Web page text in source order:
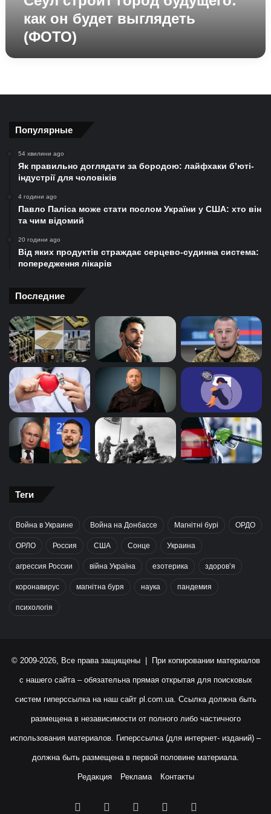
как он будет выглядеть
(ФОТО)
Популярные
54 хвилини ago
Як правильно доглядати за бородою: лайфхаки б’юті-
індустрії для чоловіків
4 години ago
Павло Паліса може стати послом України у США: хто він
та чим відомий
20 години ago
Від яких продуктів страждає серцево-судинна система:
попередження лікарів
Последние
Теги
Война в Украине Война на Донбассе Магнітні бурі ОРДО
ОРЛО Россия США Сонце Украина
агрессия России війна Україна езотерика здоров’я
коронавирус магнітна буря наука пандемия
психологія
© 2009-2026, Все права защищены | При копировании материалов
с нашего сайта – обязательна прямая открытая для поисковых
систем гиперссылка на наш сайт pl.com.ua. Ссылка должна быть
размещена в независимости от полного либо частичного
использования материалов. Гиперссылка (для интернет- изданий) –
должна быть размещена в первой половине материала.
Редакция Реклама Контакты
Facebook YouTubeInstagram